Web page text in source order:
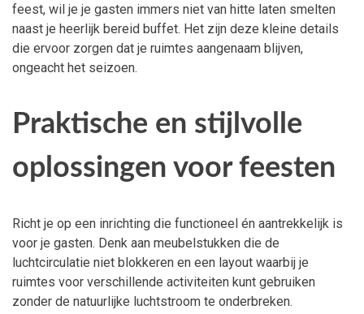
feest, wil je je gasten immers niet van hitte laten smelten
naast je heerlijk bereid buffet. Het zijn deze kleine details
die ervoor zorgen dat je ruimtes aangenaam blijven,
ongeacht het seizoen.
Praktische en stijlvolle
oplossingen voor feesten
Richt je op een inrichting die functioneel én aantrekkelijk is
voor je gasten. Denk aan meubelstukken die de
luchtcirculatie niet blokkeren en een layout waarbij je
ruimtes voor verschillende activiteiten kunt gebruiken
zonder de natuurlijke luchtstroom te onderbreken.